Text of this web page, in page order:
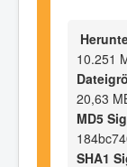
10.251
20,63
MD5
SHA1